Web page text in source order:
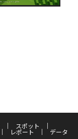
スポット
レポート データ